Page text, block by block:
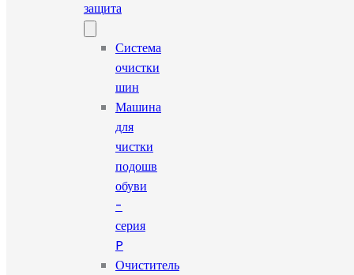
защита
Система
очистки
шин
Машина
для
чистки
подошв
обуви
-
серия
P
Очиститель